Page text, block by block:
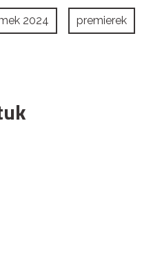
2024 premierek